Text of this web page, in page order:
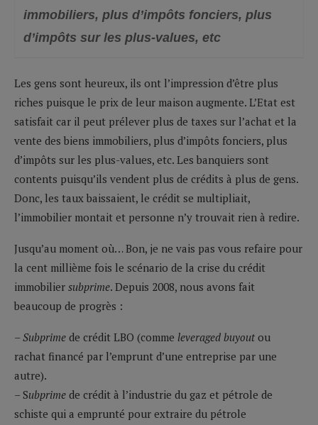
immobiliers, plus d’impôts fonciers, plus
d’impôts sur les plus-values, etc
Les gens sont heureux, ils ont l’impression d’être plus
riches puisque le prix de leur maison augmente. L’Etat est
satisfait car il peut prélever plus de taxes sur l’achat et la
vente des biens immobiliers, plus d’impôts fonciers, plus
d’impôts sur les plus-values, etc. Les banquiers sont
contents puisqu’ils vendent plus de crédits à plus de gens.
Donc, les taux baissaient, le crédit se multipliait,
l’immobilier montait et personne n’y trouvait rien à redire.
Jusqu’au moment où… Bon, je ne vais pas vous refaire pour
la cent millième fois le scénario de la crise du crédit
immobilier subprime. Depuis 2008, nous avons fait
beaucoup de progrès :
– Subprime de crédit LBO (comme leveraged buyout ou
rachat financé par l’emprunt d’une entreprise par une
autre).
– Subprime de crédit à l’industrie du gaz et pétrole de
schiste qui a emprunté pour extraire du pétrole